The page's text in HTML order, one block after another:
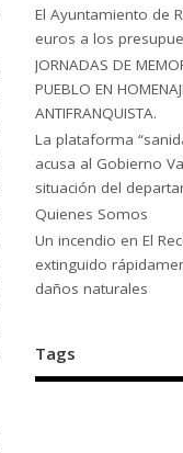
El Ayuntamiento de
euros a los
JORNADAS DE
PUEBLO EN
ANTIFRANQUISTA.
La plataforma
acusa al Gobierno
situación del
Quienes Somos
Un incendio en El
extinguido
daños naturales
Tags